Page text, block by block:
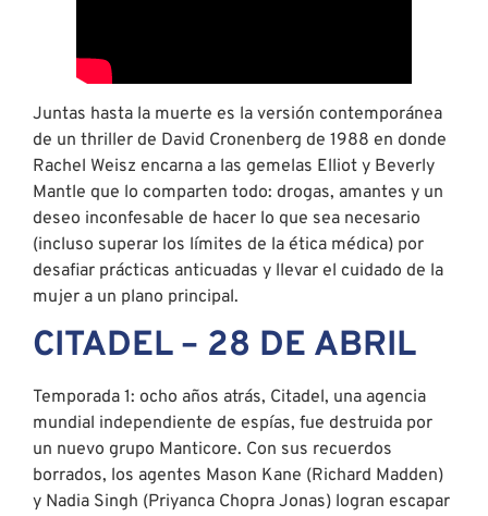
Juntas hasta la muerte es la versión contemporánea
de un thriller de David Cronenberg de 1988 en donde
Rachel Weisz encarna a las gemelas Elliot y Beverly
Mantle que lo comparten todo: drogas, amantes y un
deseo inconfesable de hacer lo que sea necesario
(incluso superar los límites de la ética médica) por
desafiar prácticas anticuadas y llevar el cuidado de la
mujer a un plano principal.
CITADEL – 28 DE ABRIL
Temporada 1: ocho años atrás, Citadel, una agencia
mundial independiente de espías, fue destruida por
un nuevo grupo Manticore. Con sus recuerdos
borrados, los agentes Mason Kane (Richard Madden)
y Nadia Singh (Priyanca Chopra Jonas) logran escapar